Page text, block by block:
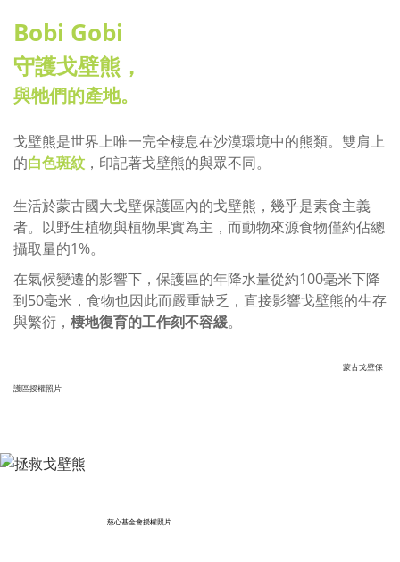
Bobi Gobi
守護戈壁熊，
與牠們的產地。
戈壁熊是世界上唯一完全棲息在沙漠環境中的熊類。 雙肩上
的白色斑紋 ，印記著戈壁熊的與眾不同。
生活於蒙古國大戈壁保護區內的戈壁熊， 幾乎是素食主義
者。以野生植物與植物果實為主，而動物來源食物僅約佔總
攝取量的1%。
在氣候變遷的影響下，保護區的年降水量從約100毫米下降
到50毫米，食物也因此而嚴重缺乏，直接影響戈壁熊的生存
與繁衍， 棲地復育的工作刻不容緩。
蒙古戈壁保
護區授權照片
慈心基金會授權照片